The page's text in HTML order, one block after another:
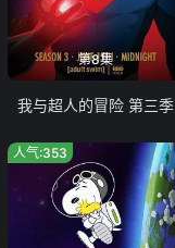
第8集
我与超人的冒险 第三季
人气:353